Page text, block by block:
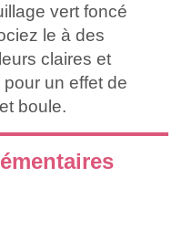
vert foncé
le à des
claires et
un effet de
boule.